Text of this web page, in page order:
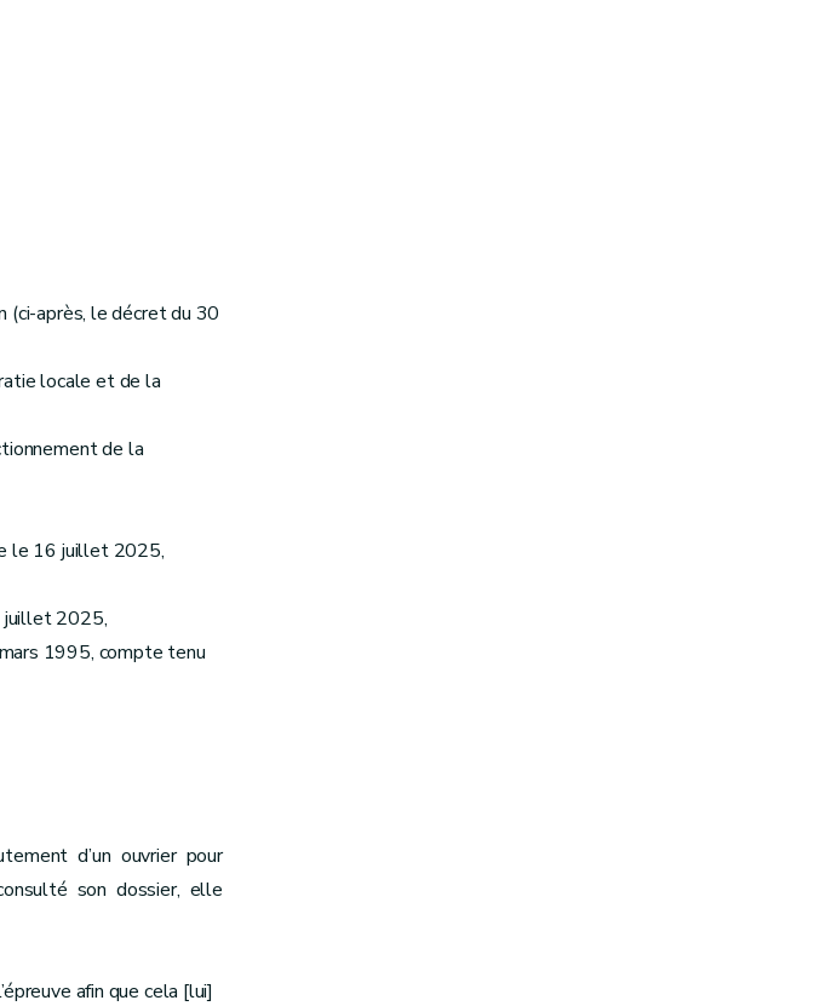
(ci-après, le décret du 30
locale et de la
de la
le 16 juillet 2025,
juillet 2025,
1995, compte tenu
d’un ouvrier pour
son dossier, elle
afin que cela [lui]